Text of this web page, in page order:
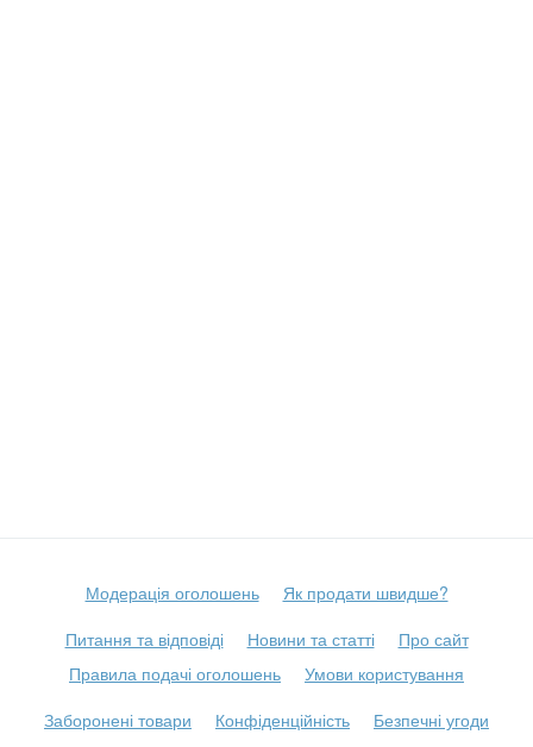
Модерація оголошень
Як продати швидше?
Питання та відповіді
Новини та статті
Про сайт
Правила подачі оголошень
Умови користування
Заборонені товари
Конфіденційність
Безпечні угоди